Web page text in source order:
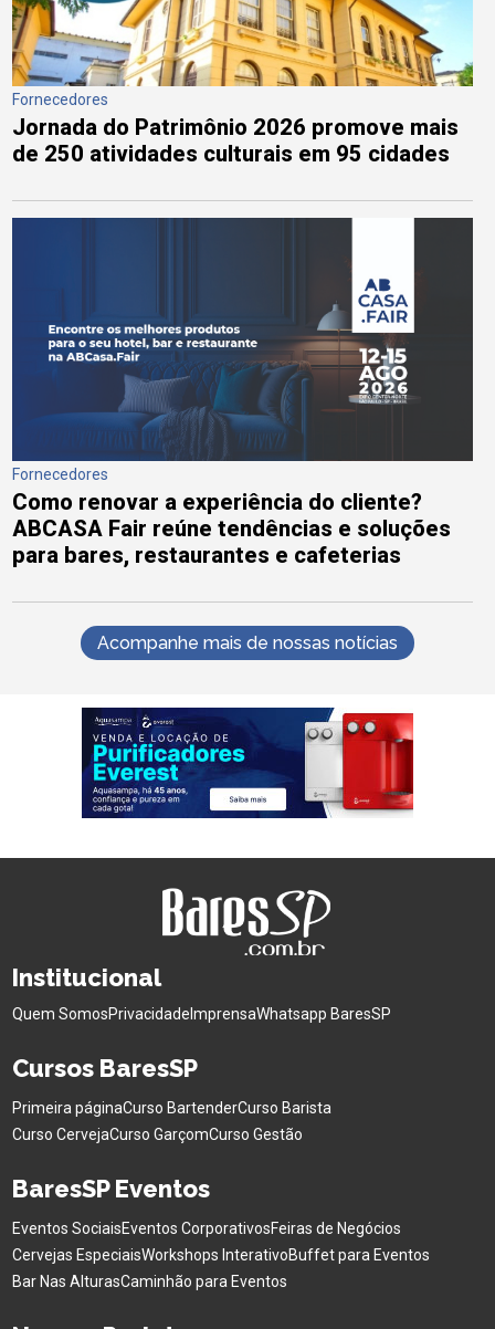
Fornecedores
Jornada do Patrimônio 2026 promove mais
de 250 atividades culturais em 95 cidades
Fornecedores
Como renovar a experiência do cliente?
ABCASA Fair reúne tendências e soluções
para bares, restaurantes e cafeterias
Acompanhe mais de nossas notícias
Institucional
Quem SomosPrivacidade ImprensaWhatsapp BaresSP
Cursos BaresSP
Primeira páginaCurso BartenderCurso Barista
Curso CervejaCurso GarçomCurso Gestão
BaresSP Eventos
Eventos SociaisEventos CorporativosFeiras de Negócios
Cervejas EspeciaisWorkshops InterativoBuffet para Eventos
Bar Nas AlturasCaminhão para Eventos